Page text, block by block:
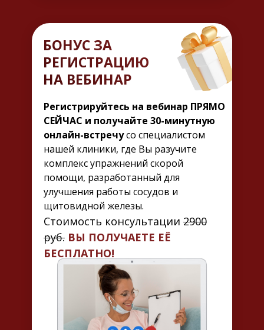
БОНУС ЗА
РЕГИСТРАЦИЮ
НА ВЕБИНАР
Регистрируйтесь на вебинар ПРЯМО
СЕЙЧАС и получайте 30-минутную
онлайн-встречусо специалистом
нашей клиники, где Вы разучите
комплекс упражнений скорой
помощи, разработанный для
улучшения работы сосудов и
щитовидной железы.
Стоимость консультации 2900
руб. ВЫ ПОЛУЧАЕТЕ ЕЁ
БЕСПЛАТНО!